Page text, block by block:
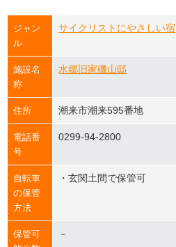
ジャン
ル
サイクリストにやさしい宿
施設名
称
水郷旧家磯山邸
住所 潮来市潮来595番地
電話番
号
0299-94-2800
自転車
の保管
方法
・玄関土間で保管可
保管可
－